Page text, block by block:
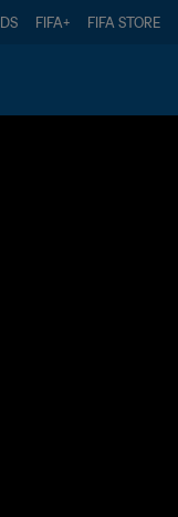
FIFA+ FIFA STORE